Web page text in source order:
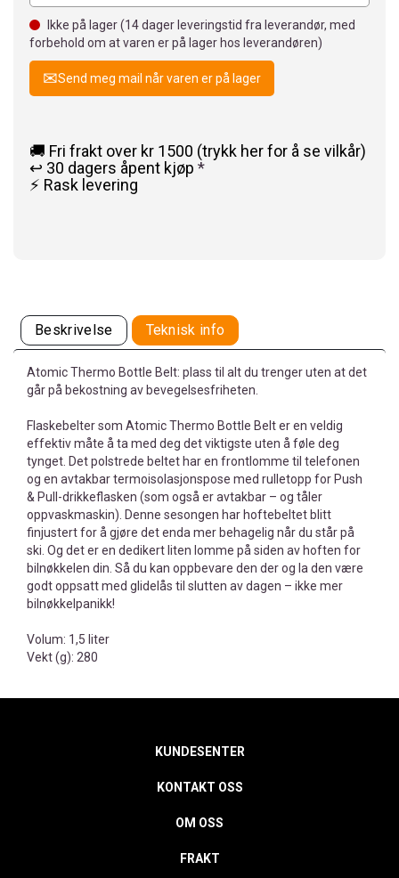
Ikke på lager (14dager leveringstid fra leverandør, med
forbehold om at varen er på lager hos leverandøren)
Send meg mail når varen er på lager
🚚 Fri frakt over kr 1500 (trykk her for å se vilkår)
↩️ 30 dagers åpent kjøp *
⚡ Rask levering
Beskrivelse Teknisk info
Atomic Thermo Bottle Belt: plass til alt du trenger uten at det
går på bekostning av bevegelsesfriheten.
Flaskebelter som Atomic Thermo Bottle Belt er en veldig
effektiv måte å ta med deg det viktigste uten å føle deg
tynget. Det polstrede beltet har en frontlomme til telefonen
og en avtakbar termoisolasjonspose med rulletopp for Push
& Pull-drikkeflasken (som også er avtakbar – og tåler
oppvaskmaskin). Denne sesongen har hoftebeltet blitt
finjustert for å gjøre det enda mer behagelig når du står på
ski. Og det er en dedikert liten lomme på siden av hoften for
bilnøkkelen din. Så du kan oppbevare den der og la den være
godt oppsatt med glidelås til slutten av dagen – ikke mer
bilnøkkelpanikk!
Volum: 1,5 liter
Vekt (g): 280
KUNDESENTER
KONTAKT OSS
OM OSS
FRAKT